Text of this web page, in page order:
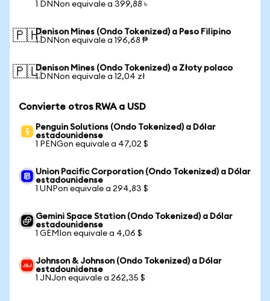
1 DNNon equivale a 399,88 ৳
🇵🇭Denison Mines (Ondo Tokenized) a Peso Filipino
1 DNNon equivale a 196,68 ₱
🇵🇱Denison Mines (Ondo Tokenized) a Złoty polaco
1 DNNon equivale a 12,04 zł
Convierte otros RWA a USD
Penguin Solutions (Ondo Tokenized) a Dólar
estadounidense
1 PENGon equivale a 47,02 $
Union Pacific Corporation (Ondo Tokenized) a Dólar
estadounidense
1 UNPon equivale a 294,83 $
Gemini Space Station (Ondo Tokenized) a Dólar
estadounidense
1 GEMIon equivale a 4,06 $
Johnson & Johnson (Ondo Tokenized) a Dólar
estadounidense
1 JNJon equivale a 262,35 $